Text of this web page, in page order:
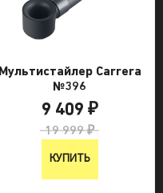
Мультистайлер Carrera
№396
9 409 ₽
19 999 ₽
КУПИТЬ